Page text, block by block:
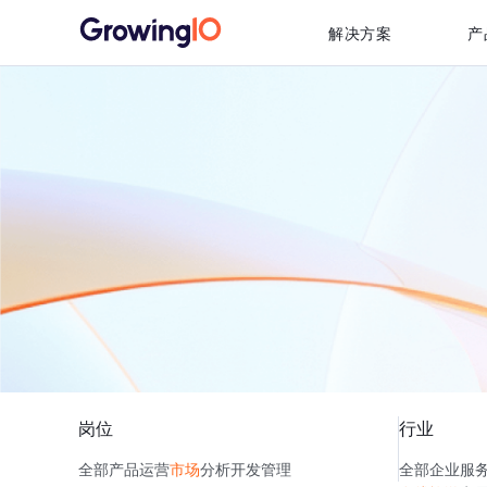
解决方案 产
岗位
全部产品运营市场分析开发管理
行业
全部企业服